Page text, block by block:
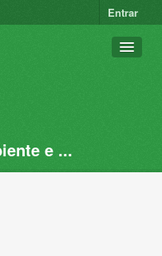
Entrar
e ...